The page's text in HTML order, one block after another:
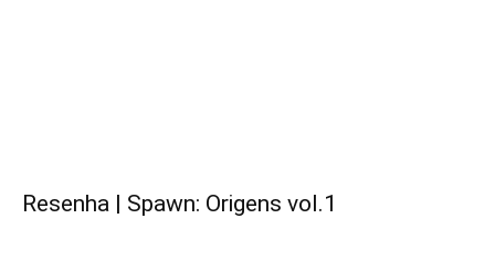
Resenha | Spawn: Origens vol.1